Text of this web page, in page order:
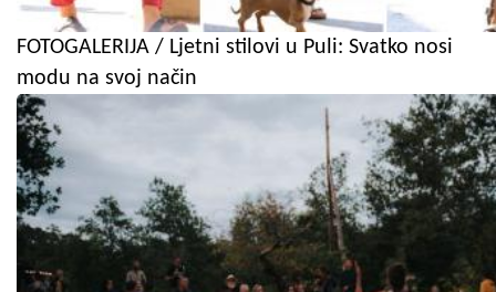
FOTOGALERIJA / Ljetni stilovi u Puli: Svatko nosi
modu na svoj način